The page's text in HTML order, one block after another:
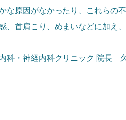
な原因がなかったり、これらの
、首肩こり、めまいなどに加え
科・神経内科クリニック 院長